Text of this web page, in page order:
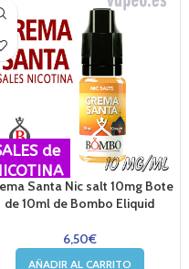
de
Santa Nic salt 10mg Bote
de 10ml de Bombo Eliquid
6,50€
AÑADIR AL CARRITO